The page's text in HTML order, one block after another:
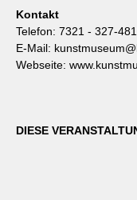
Kontakt
Telefon: 7321 - 327-
E-Mail:
Webseite:
DIESE